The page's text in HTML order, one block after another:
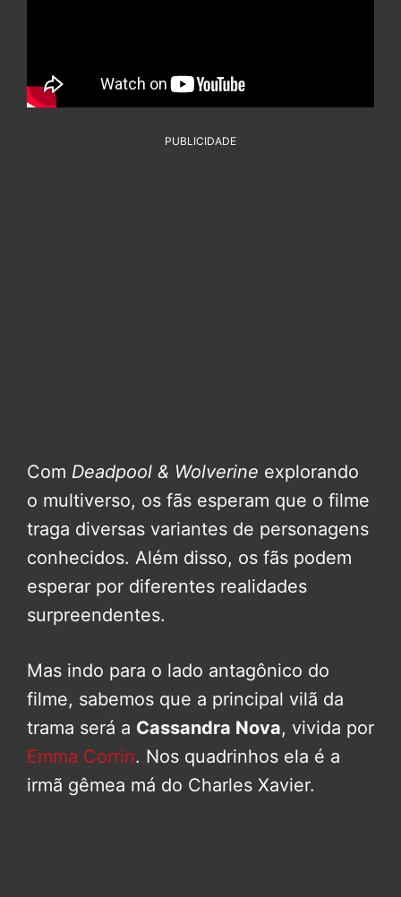
PUBLICIDADE
Com Deadpool & Wolverine explorando
o multiverso, os fãs esperam que o filme
traga diversas variantes de personagens
conhecidos. Além disso, os fãs podem
esperar por diferentes realidades
surpreendentes.
Mas indo para o lado antagônico do
filme, sabemos que a principal vilã da
trama será a Cassandra Nova, vivida por
Emma Corrin. Nos quadrinhos ela é a
irmã gêmea má do Charles Xavier.